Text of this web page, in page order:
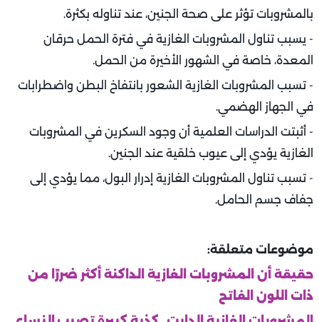
بالمشروبات تؤثر على صحة الجنين، عند تناوله بكثرة.
- يسبب تناول المشروبات الغازية في فترة الحمل حرقان
المعدة، خاصة في الشهور الأخيرة من الحمل.
- تسبب المشروبات الغازية الشعور بانتفاخ البطن واضطرابات
في الجهاز الهضمي.
- أثبتت الدراسات العلمية أن وجود السكرين في المشروبات
الغازية يؤدي إلى عيوب خلقية عند الجنين.
- تسبب تناول المشروبات الغازية إدرار البول، مما يؤدي إلى
جفاف جسم الحامل.
موضوعات متعلقة:
حقيقة أن المشروبات الغازية الداكنة أكثر ضررًا من
ذات اللون الفاتح